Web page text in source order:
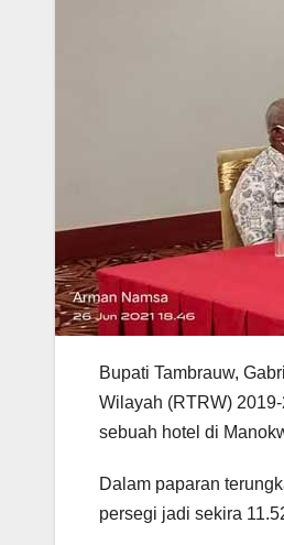
Bupati Tambrauw,
Wilayah (RTRW)
sebuah hotel di
Dalam paparan
persegi jadi sekira